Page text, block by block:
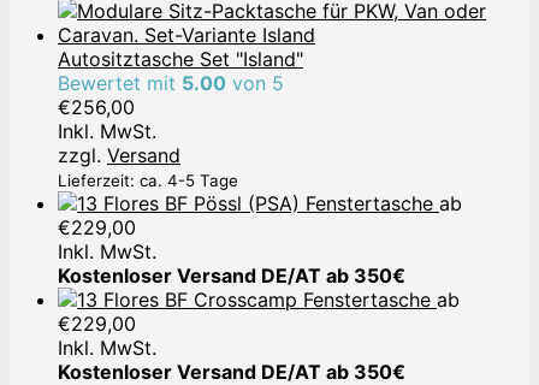
Autositztasche Set "Island"
Bewertet mit 5.00 von 5
€256,00
Inkl. MwSt.
zzgl. Versand
Lieferzeit: ca. 4-5 Tage
Pössl (PSA) Fenstertasche ab
€229,00
Inkl. MwSt.
Kostenloser Versand DE/AT ab 350€
Crosscamp Fenstertasche ab
€229,00
Inkl. MwSt.
Kostenloser Versand DE/AT ab 350€